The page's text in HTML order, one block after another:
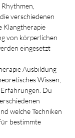
verschiedenen
Klangtherapie
von körperlichen
eingesetzt
Ausbildung
Wissen,
Du
welche Techniken
bestimmte